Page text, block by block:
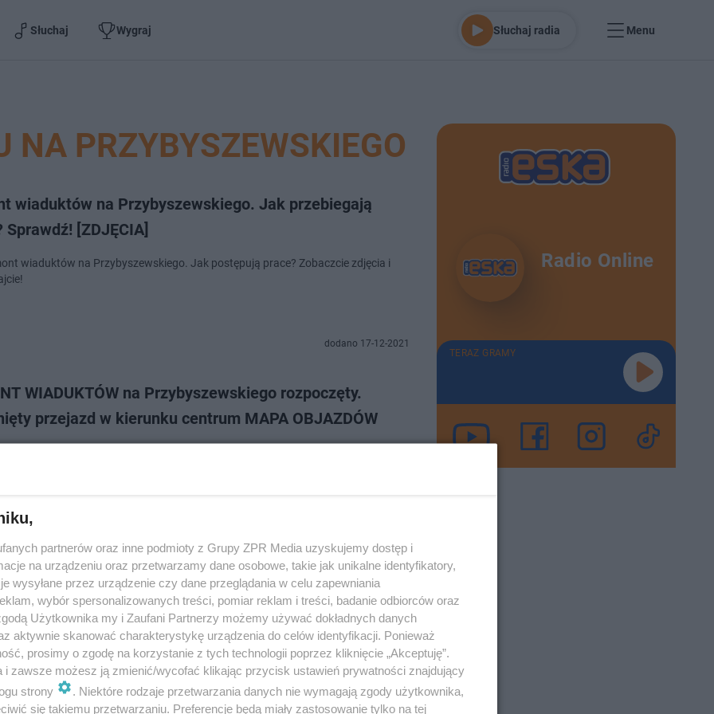
Słuchaj Wygraj Słuchaj radia Menu
NA PRZYBYSZEWSKIEGO
wiaduktów na Przybyszewskiego. Jak przebiegają
Sprawdź! [ZDJĘCIA]
wiaduktów na Przybyszewskiego. Jak postępują prace? Zobaczcie zdjęcia i
dodano 17-12-2021
WIADUKTÓW na Przybyszewskiego rozpoczęty.
przejazd w kierunku centrum MAPA OBJAZDÓW
kierowcy! Wiadukt na Przybyszewskiego zostanie
Kolejne utrudnienia w ruchu
Przybyszewskiego, który prowadzi z Widzewa do centrum, już w środę, 17
zamknięty. Ruch po ul. Przybyszewskiego możliwy będzie tylko na
południowym. W dr…
Radio Online
TERAZ GRAMY
partnerów oraz inne podmioty z Grupy ZPR Media uzyskujemy dostęp i
na urządzeniu oraz przetwarzamy dane osobowe, takie jak unikalne identyfikatory,
wysyłane przez urządzenie czy dane przeglądania w celu zapewniania
wybór spersonalizowanych treści, pomiar reklam i treści, badanie odbiorców oraz
Użytkownika my i Zaufani Partnerzy możemy używać dokładnych danych
aktywnie skanować charakterystykę urządzenia do celów identyfikacji. Ponieważ
prosimy o zgodę na korzystanie z tych technologii poprzez kliknięcie „Akceptuję”.
i zawsze możesz ją zmienić/wycofać klikając przycisk ustawień prywatności znajdujący
strony
. Niektóre rodzaje przetwarzania danych nie wymagają zgody użytkownika,
się takiemu przetwarzaniu. Preferencje będą miały zastosowanie tylko na tej